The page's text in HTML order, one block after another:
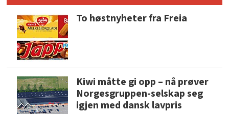
To høstnyheter fra Freia
Kiwi måtte gi opp – nå prøver
Norgesgruppen-selskap seg
igjen med dansk lavpris